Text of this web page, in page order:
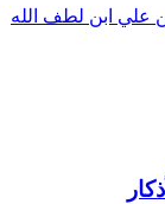
ابن لطف الله